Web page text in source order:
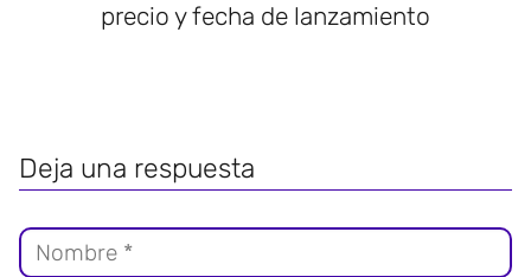
precio y fecha de lanzamiento
Deja una respuesta